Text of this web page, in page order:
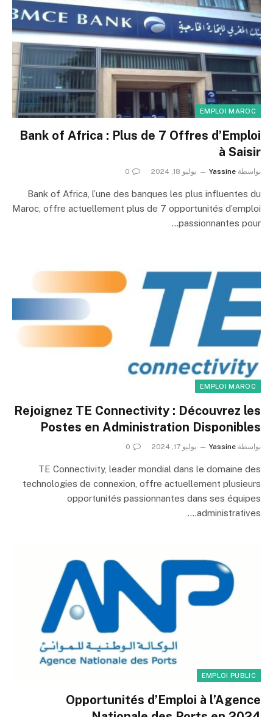
EMPLOI MAROC
Bank of Africa : Plus de 7 Offres d’Emploi
à Saisir
بواسطة Yassine يوليو 18, 2024 0
Bank of Africa, l’une des banques les plus influentes du
Maroc, offre actuellement plus de 7 opportunités d’emploi
passionnantes pour…
EMPLOI MAROC
Rejoignez TE Connectivity : Découvrez les
Postes en Administration Disponibles
بواسطة Yassine يوليو 17, 2024 0
TE Connectivity, leader mondial dans le domaine des
technologies de connexion, offre actuellement plusieurs
opportunités passionnantes dans ses équipes
administratives.…
EMPLOI PUBLIC
Opportunités d’Emploi à l’Agence